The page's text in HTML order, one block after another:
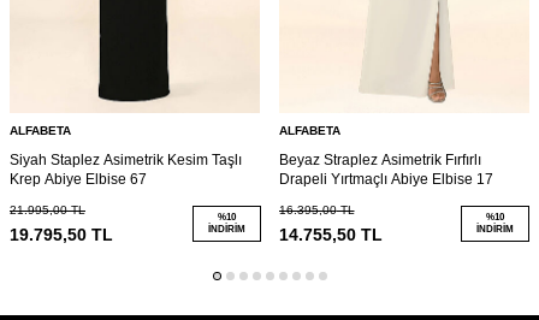
ALFABETA
Siyah Staplez Asimetrik Kesim Taşlı
Krep Abiye Elbise 67
21.995,00TL
19.795,50 TL
%10
İNDIRIM
ALFABETA
Beyaz Straplez Asimetrik Fırfırlı
Drapeli Yırtmaçlı Abiye Elbise 17
16.395,00TL
14.755,50TL
%10
İNDIRIM